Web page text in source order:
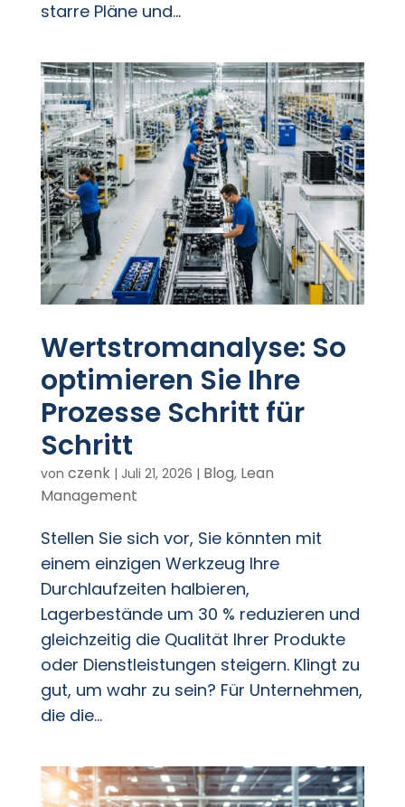
starre Pläne und...
Wertstromanalyse: So
optimieren Sie Ihre
Prozesse Schritt für
Schritt
von czenk| Juli 21, 2026 | Blog, Lean
Management
Stellen Sie sich vor, Sie könnten mit
einem einzigen Werkzeug Ihre
Durchlaufzeiten halbieren,
Lagerbestände um 30 % reduzieren und
gleichzeitig die Qualität Ihrer Produkte
oder Dienstleistungen steigern. Klingt zu
gut, um wahr zu sein? Für Unternehmen,
die die...